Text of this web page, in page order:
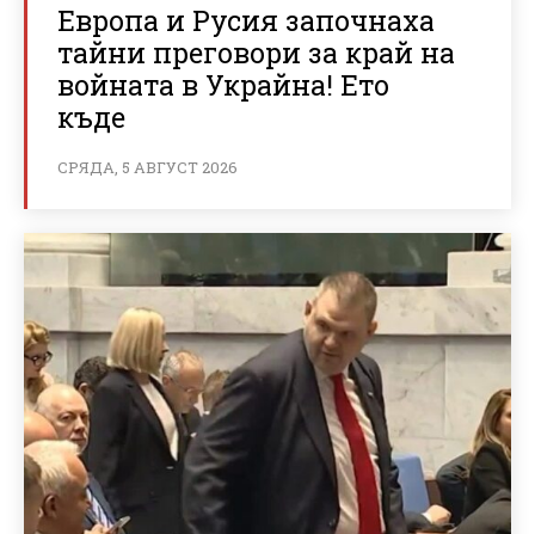
Европа и Русия започнаха
тайни преговори за край на
войната в Украйна! Ето
къде
СРЯДА, 5 АВГУСТ 2026